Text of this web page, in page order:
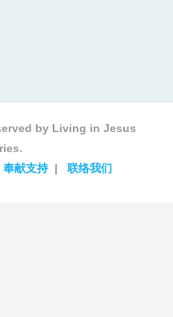
by Living in Jesus
奉献支持 联络我们